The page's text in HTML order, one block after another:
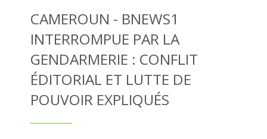
CAMEROUN - BNEWS1
INTERROMPUE PAR LA
GENDARMERIE : CONFLIT
ÉDITORIAL ET LUTTE DE
POUVOIR EXPLIQUÉS